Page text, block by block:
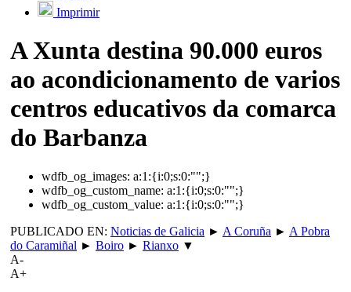
Imprimir
A Xunta destina 90.000 euros
ao acondicionamento de varios
centros educativos da comarca
do Barbanza
wdfb_og_images: a:1:{i:0;s:0:"";}
wdfb_og_custom_name: a:1:{i:0;s:0:"";}
wdfb_og_custom_value: a:1:{i:0;s:0:"";}
PUBLICADO EN: Noticias de Galicia ► A Coruña ► A Pobra
do Caramiñal ► Boiro ► Rianxo ▼
A-
A+